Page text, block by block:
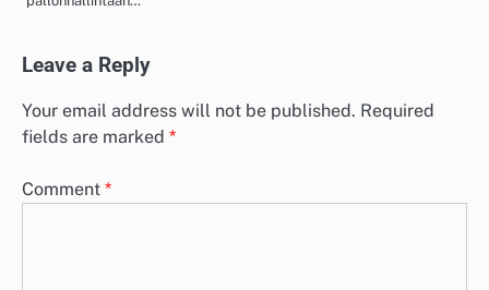
Leave a Reply
Your email address will not be published. Required
fields are marked *
Comment *